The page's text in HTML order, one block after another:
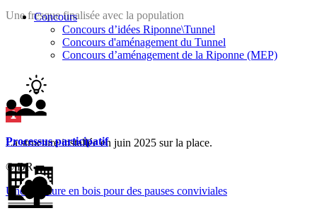
Une fresque finalisée avec la population
La structure installée en juin 2025 sur la place.
© DR
Une structure en bois pour des pauses conviviales
Concours
Concours d’idées Riponne\Tunnel
Concours d'aménagement du Tunnel
Concours d’aménagement de la Riponne (MEP)
Processus participatif